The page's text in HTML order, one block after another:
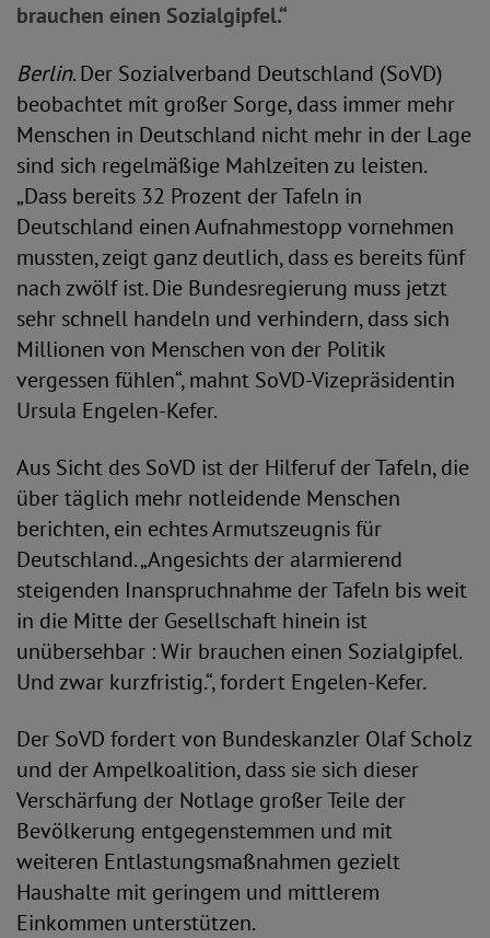
brauchen einen Sozialgipfel.“
Berlin. Der Sozialverband Deutschland (SoVD)
beobachtet mit großer Sorge, dass immer mehr
Menschen in Deutschland nicht mehr in der Lage
sind sich regelmäßige Mahlzeiten zu leisten.
„Dass bereits 32 Prozent der Tafeln in
Deutschland einen Aufnahmestopp vornehmen
mussten, zeigt ganz deutlich, dass es bereits fünf
nach zwölf ist. Die Bundesregierung muss jetzt
sehr schnell handeln und verhindern, dass sich
Millionen von Menschen von der Politik
vergessen fühlen“, mahnt SoVD-Vizepräsidentin
Ursula Engelen-Kefer.
Aus Sicht des SoVD ist der Hilferuf der Tafeln, die
über täglich mehr notleidende Menschen
berichten, ein echtes Armutszeugnis für
Deutschland. „Angesichts der alarmierend
steigenden Inanspruchnahme der Tafeln bis weit
in die Mitte der Gesellschaft hinein ist
unübersehbar : Wir brauchen einen Sozialgipfel.
Und zwar kurzfristig.“, fordert Engelen-Kefer.
Der SoVD fordert von Bundeskanzler Olaf Scholz
und der Ampelkoalition, dass sie sich dieser
Verschärfung der Notlage großer Teile der
Bevölkerung entgegenstemmen und mit
weiteren Entlastungsmaßnahmen gezielt
Haushalte mit geringem und mittlerem
Einkommen unterstützen.